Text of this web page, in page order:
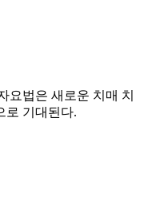
요법은 새로운 치매 치
로 기대된다.